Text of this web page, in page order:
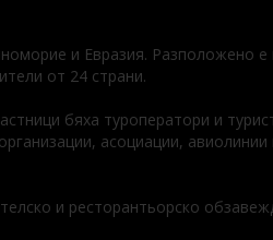
и Евразия. Разположено
от 24 страни.
бяха туроператори и
асоциации,
и ресторантьорско